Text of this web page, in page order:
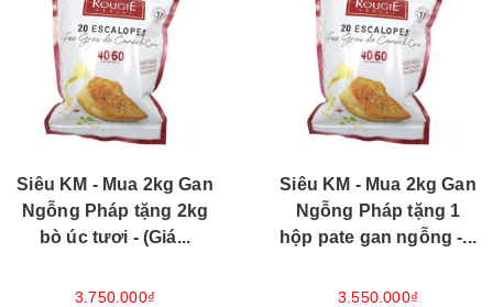
Siêu KM - Mua 2kg Gan
Ngỗng Pháp tặng 2kg
bò úc tươi - (Giá...
3.750.000₫
Siêu KM - Mua 2kg Gan
Ngỗng Pháp tặng 1
hộp pate gan ngỗng -...
3.550.000₫